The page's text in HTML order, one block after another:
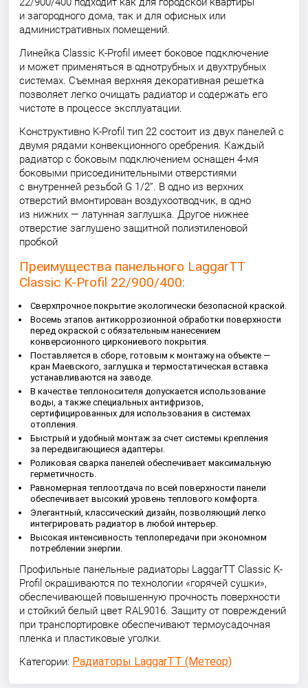
и загородного дома, так и для офисных или
административных помещений.
Линейка Classic K-Profil имеет боковое подключение
и может применяться в однотрубных и двухтрубных
системах. Съемная верхняя декоративная решетка
позволяет легко очищать радиатор и содержать его
чистоте в процессе эксплуатации.
Конструктивно K-Profil тип 22 состоит из двух панелей с
двумя рядами конвекционного оребрения. Каждый
радиатор с боковым подключением оснащен 4-мя
боковыми присоединительными отверстиями
с внутренней резьбой G 1/2”. В одно из верхних
отверстий вмонтирован воздухоотводчик, в одно
из нижних — латунная заглушка. Другое нижнее
отверстие заглушено защитной полиэтиленовой
пробкой
Преимущества панельного LaggarTT
Classic K-Profil 22/900/400:
Сверхпрочное покрытие экологически безопасной краской.
Восемь этапов антикоррозионной обработки поверхности
перед окраской с обязательным нанесением
конверсионного циркониевого покрытия.
Поставляется в сборе, готовым к монтажу на объекте —
кран Маевского, заглушка и термостатическая вставка
устанавливаются на заводе.
В качестве теплоносителя допускается использование
воды, а также специальных антифризов,
сертифицированных для использования в системах
отопления.
Быстрый и удобный монтаж за счет системы крепления
за передвигающиеся адаптеры.
Роликовая сварка панелей обеспечивает максимальную
герметичность.
Равномерная теплоотдача по всей поверхности панели
обеспечивает высокий уровень теплового комфорта.
Элегантный, классический дизайн, позволяющий легко
интегрировать радиатор в любой интерьер.
Высокая интенсивность теплопередачи при экономном
потреблении энергии.
Профильные панельные радиаторы LaggarTT Classic K-
Profil окрашиваются по технологии «горячей сушки»,
обеспечивающей повышенную прочность поверхности
и стойкий белый цвет RAL9016. Защиту от повреждений
при транспортировке обеспечивают термоусадочная
пленка и пластиковые уголки.
Категории: Радиаторы LaggarTT (Метеор)